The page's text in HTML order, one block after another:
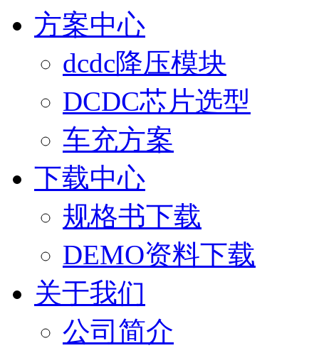
方案中心
dcdc降压模块
DCDC芯片选型
车充方案
下载中心
规格书下载
DEMO资料下载
关于我们
公司简介